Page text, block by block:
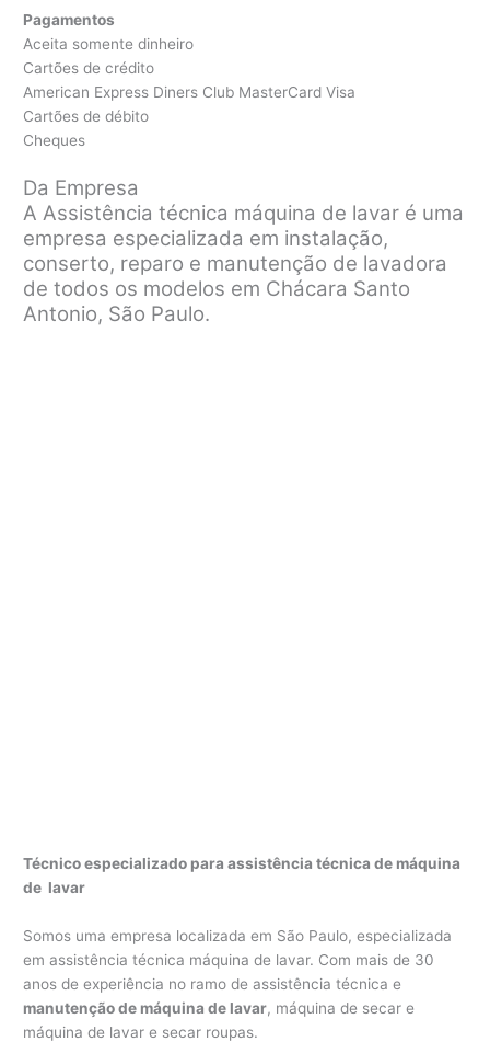
Pagamentos
Aceita somente dinheiro
Cartões de crédito
American Express Diners Club MasterCard Visa
Cartões de débito
Cheques
Da Empresa
A Assistência técnica máquina de lavar é uma
empresa especializada em instalação,
conserto, reparo e manutenção de lavadora
de todos os modelos em Chácara Santo
Antonio, São Paulo.
Técnico especializado para assistência técnica de máquina
de lavar
Somos uma empresa localizada em São Paulo, especializada
em assistência técnica máquina de lavar. Com mais de 30
anos de experiência no ramo de assistência técnica e
manutenção de máquina de lavar, máquina de secar e
máquina de lavar e secar roupas.